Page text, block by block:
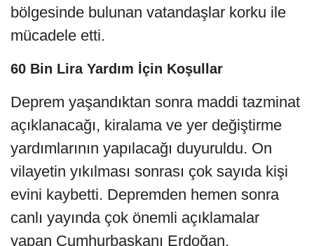
bölgesinde bulunan vatandaşlar korku ile
mücadele etti.
60 Bin Lira Yardım İçin Koşullar
Deprem yaşandıktan sonra maddi tazminat
açıklanacağı, kiralama ve yer değiştirme
yardımlarının yapılacağı duyuruldu. On
vilayetin yıkılması sonrası çok sayıda kişi
evini kaybetti. Depremden hemen sonra
canlı yayında çok önemli açıklamalar
yapan Cumhurbaşkanı Erdoğan,